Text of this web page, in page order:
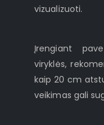
vizualizuoti.
Įrengiant
viryklės,
kaip 20 cm
veikimas gali